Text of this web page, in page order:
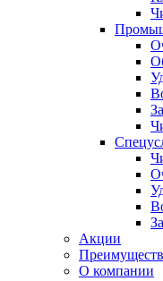
Акции
О компании